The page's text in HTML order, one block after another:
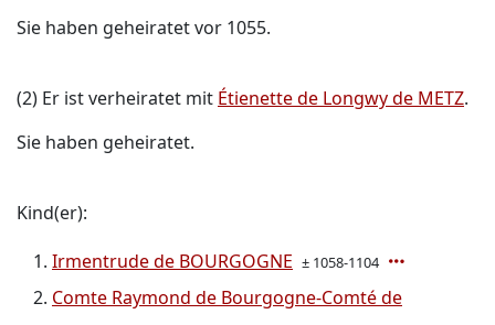
Sie haben geheiratet vor 1055.
(2) Er ist verheiratet mit Étienette de Longwy de METZ.
Sie haben geheiratet.
Kind(er):
Irmentrude de BOURGOGNE ± 1058-1104
Comte Raymond de Bourgogne-Comté de